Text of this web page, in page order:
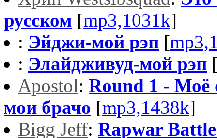
русском [mp3,1031k]
: Эйджи-мой рэп [
: Элайдживуд-мой рэп
Apostol: Round 1 - Моё
мои брачо [mp3,1438k]
Bigg Jeff: Rapwar